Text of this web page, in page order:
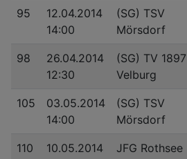
95
12.04.2014
14:00
(SG) TSV
Mörsdorf
98
26.04.2014
12:30
(SG) TV 1897
Velburg
105
03.05.2014
14:00
(SG) TSV
Mörsdorf
110
10.05.2014
JFG Rothsee